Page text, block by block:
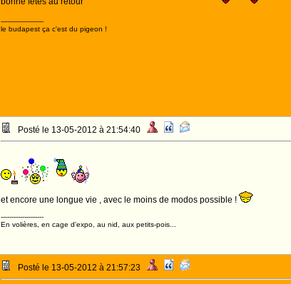
--------------------
le budapest ça c'est du pigeon !
Posté le 13-05-2012 à 21:54:40
et encore une longue vie , avec le moins de modos possible !
--------------------
En volières, en cage d'expo, au nid, aux petits-pois...
Posté le 13-05-2012 à 21:57:23